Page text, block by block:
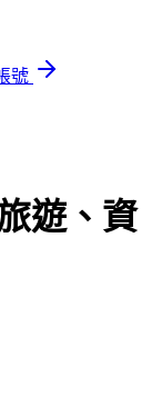
號
遊、資